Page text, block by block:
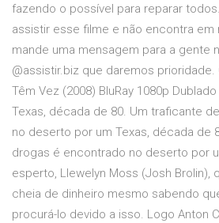
fazendo o possível para reparar
assistir esse filme e não encontra em
mande uma mensagem para a gente
@assistir.biz que daremos prioridade.
Têm Vez (2008) BluRay 1080p
Texas, década de 80. Um traficante
no deserto por um Texas, década de
drogas é encontrado no deserto por
esperto, Llewelyn Moss (Josh Brolin),
cheia de dinheiro mesmo sabendo
procurá-lo devido a isso. Logo Anton